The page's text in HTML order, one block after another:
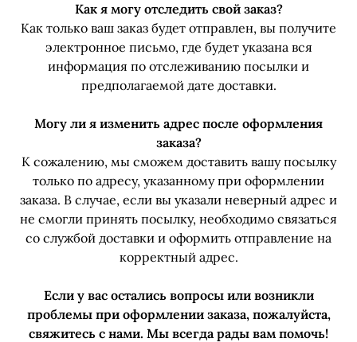
Как я могу отследить свой заказ?
Как только ваш заказ будет отправлен, вы получите
электронное письмо, где будет указана вся
информация по отслеживанию посылки и
предполагаемой дате доставки.
Могу ли я изменить адрес после оформления
заказа?
К сожалению, мы сможем доставить вашу посылку
только по адресу, указанному при оформлении
заказа. В случае, если вы указали неверный адрес и
не смогли принять посылку, необходимо связаться
со службой доставки и оформить отправление на
корректный адрес.
Если у вас остались вопросы или возникли
проблемы при оформлении заказа, пожалуйста,
свяжитесь с нами. Мы всегда рады вам помочь!